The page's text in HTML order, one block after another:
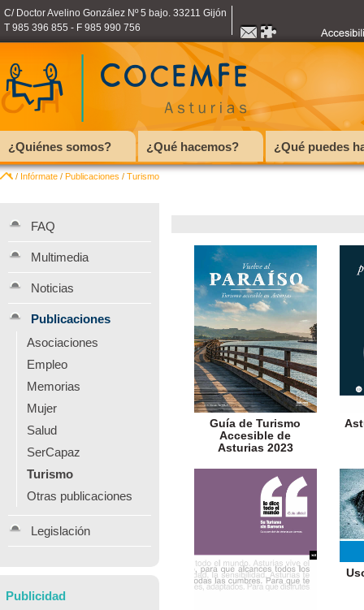
C/ Doctor Avelino González Nº 5 bajo. 33211 Gijón
T 985 396 855 - F 985 990 756
¿Quiénes somos? ¿Qué hacemos? ¿Qué puedes
/ Infórmate / Publicaciones / Turismo
FAQ
Multimedia
Noticias
Publicaciones
Asociaciones
Empleo
Memorias
Mujer
Salud
SerCapaz
Turismo
Otras publicaciones
Legislación
Publicidad
Guía de Turismo
Accesible de
Asturias 2023